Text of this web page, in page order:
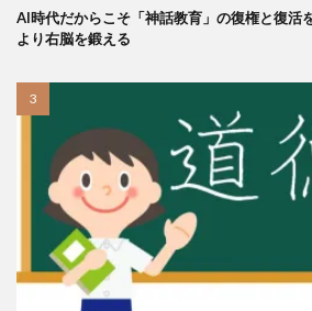
AI時代だからこそ「神話教育」の復権と復
より右脳を鍛える